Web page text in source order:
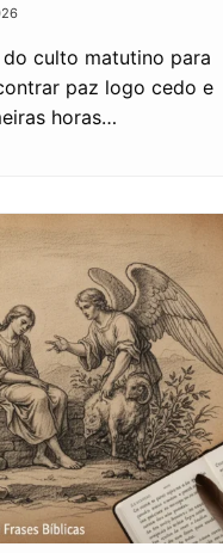
culto matutino para
paz logo cedo e
horas…